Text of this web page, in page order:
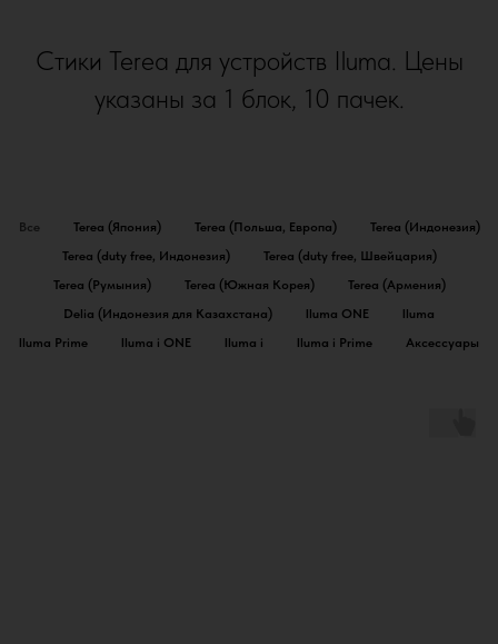
Стики Terea для устройств Iluma. Цены
указаны за 1 блок, 10 пачек.
Все Terea (Япония) Terea (Польша, Европа)
Terea (Индонезия)
Terea (duty free, Индонезия)
Terea (duty free, Швейцария)
Terea (Румыния)
Terea (Южная Корея)
Terea (Армения)
Delia (Индонезия для Казахстана)
Iluma ONE
Iluma
Iluma Prime
Iluma i ONE Iluma i Iluma i Prime Аксессуары